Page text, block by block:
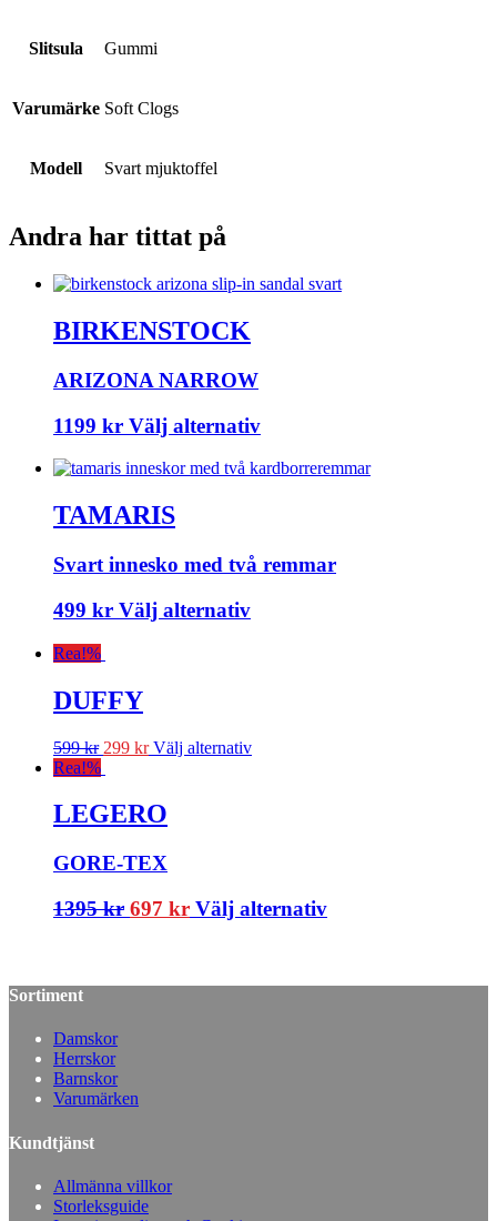
Slitsula Gummi
Varumärke Soft Clogs
Modell Svart mjuktoffel
Andra har tittat på
BIRKENSTOCK
ARIZONA NARROW
1199 kr Välj alternativ
TAMARIS
Svart innesko med två remmar
499 kr Välj alternativ
Rea!%
DUFFY
599kr 299 kr Välj alternativ
Rea!%
LEGERO
GORE-TEX
1395kr 697 kr Välj alternativ
Sortiment
Damskor
Herrskor
Barnskor
Varumärken
Kundtjänst
Allmänna villkor
Storleksguide